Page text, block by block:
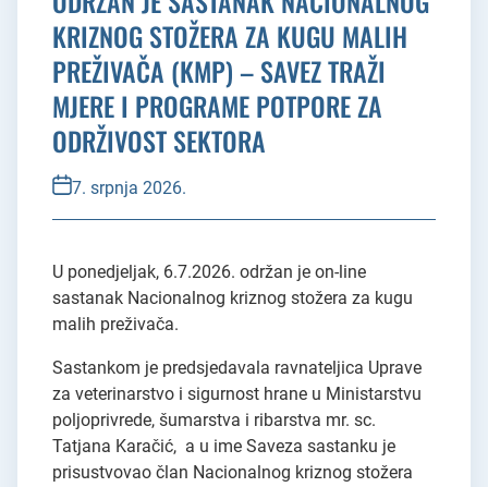
KRIZNOG STOŽERA ZA KUGU MALIH
PREŽIVAČA (KMP) – SAVEZ TRAŽI
MJERE I PROGRAME POTPORE ZA
ODRŽIVOST SEKTORA
7. srpnja 2026.
U ponedjeljak, 6.7.2026. održan je on-line
sastanak Nacionalnog kriznog stožera za kugu
malih preživača.
Sastankom je predsjedavala ravnateljica Uprave
za veterinarstvo i sigurnost hrane u Ministarstvu
poljoprivrede, šumarstva i ribarstva mr. sc.
Tatjana Karačić, a u ime Saveza sastanku je
prisustvovao član Nacionalnog kriznog stožera